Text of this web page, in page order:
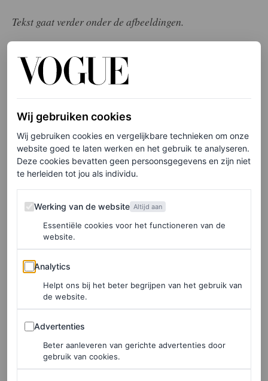
Tekst gaat verder onder de afbeeldingen.
©COURTESY OF DOLCE & GABBANA
/4
Alta Sartoria
Terwijl de Alta Moda een kenmerkende moderne smaak
Wij gebruiken cookies
Wij gebruiken cookies en vergelijkbare technieken om onze
website goed te laten werken en het gebruik te analyseren.
Deze cookies bevatten geen persoonsgegevens en zijn niet
te herleiden tot jou als individu.
Werking van de website
Werking van de website Altijd aan
Essentiële cookies voor het functioneren van de
website.
Analytics
Analytics
Helpt ons bij het beter begrijpen van het gebruik van
de website.
Advertenties
Advertenties
Beter aanleveren van gerichte advertenties door
gebruik van cookies.